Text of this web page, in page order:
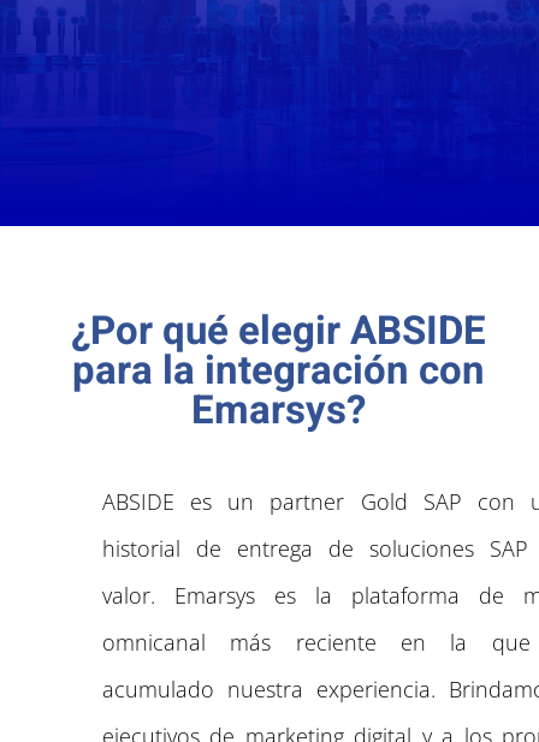
¿Por qué elegir ABSIDE
para la integración con
Emarsys?
ABSIDE es un partner Gold SAP con
historial de entrega de soluciones
valor. Emarsys es la plataforma de
omnicanal más reciente en la que
acumulado nuestra experiencia.
ejecutivos de marketing digital y a los